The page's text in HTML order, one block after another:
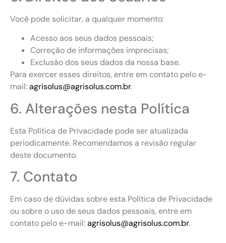
Você pode solicitar, a qualquer momento:
Acesso aos seus dados pessoais;
Correção de informações imprecisas;
Exclusão dos seus dados da nossa base.
Para exercer esses direitos, entre em contato pelo e-
mail:agrisolus@agrisolus.com.br.
6. Alterações nesta Política
Esta Política de Privacidade pode ser atualizada
periodicamente. Recomendamos a revisão regular
deste documento.
7. Contato
Em caso de dúvidas sobre esta Política de Privacidade
ou sobre o uso de seus dados pessoais, entre em
contato pelo e-mail:agrisolus@agrisolus.com.br.